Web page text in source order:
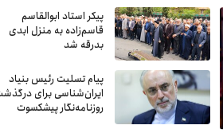
پیکر استاد ابوالقاسم
قاسم‌زاده به منزل ابدی
بدرقه شد
پیام تسلیت رئیس بنیاد
ایران‌شناسی برای
روزنامه‌نگار پیشکسوت